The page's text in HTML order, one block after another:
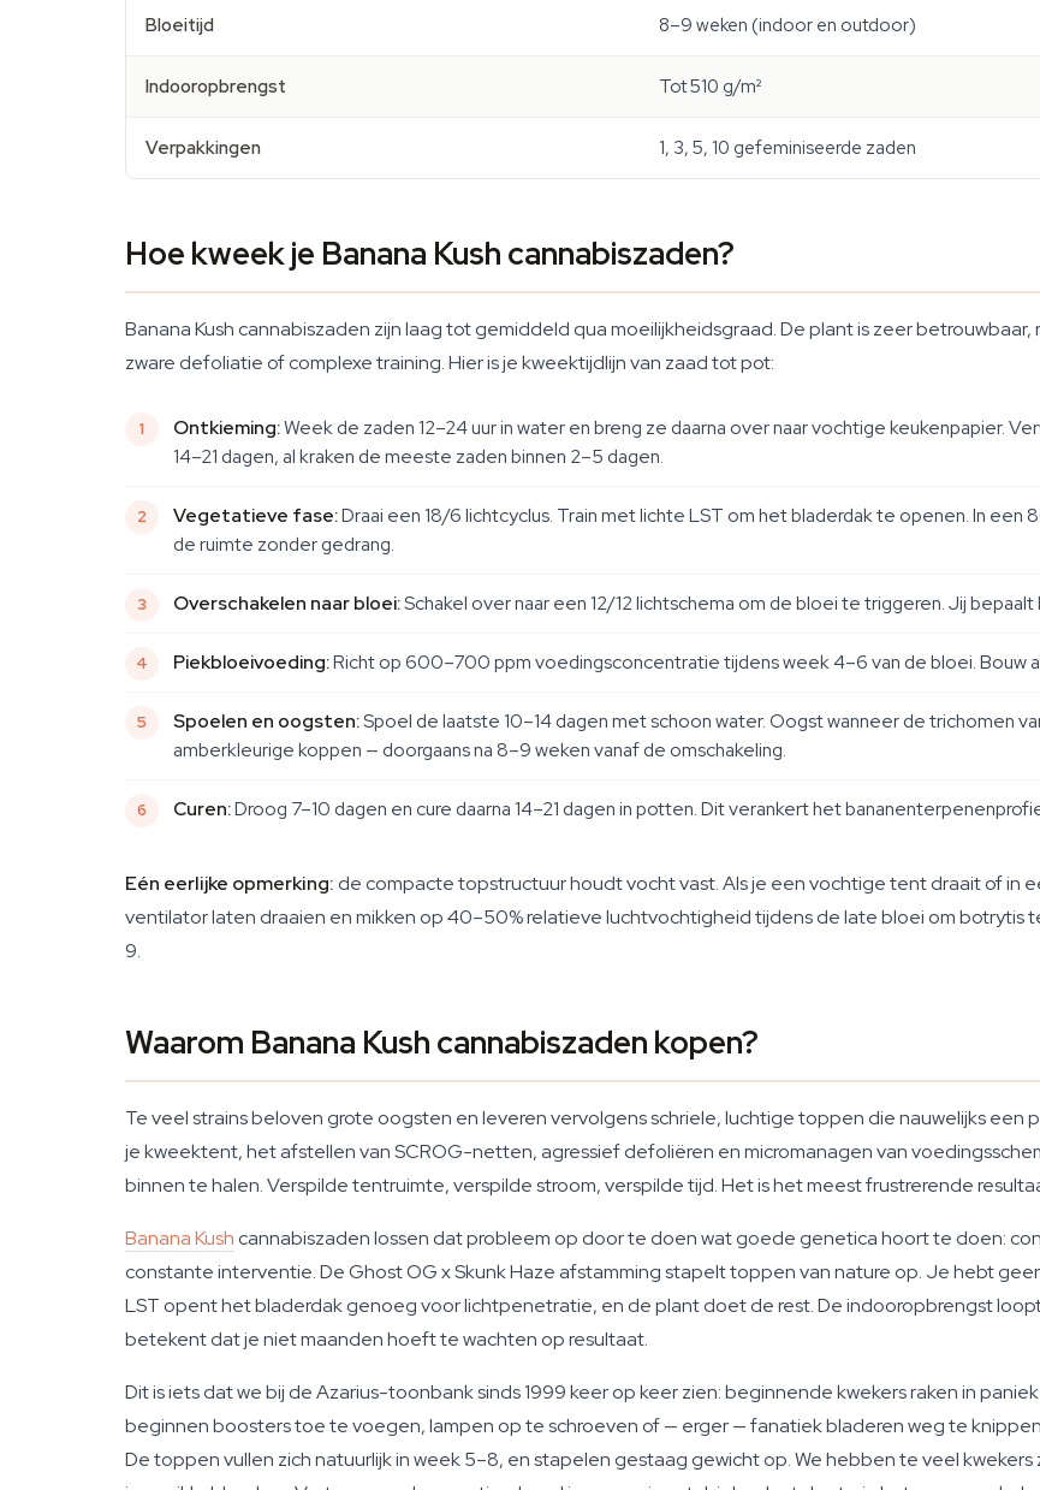
Bloeitijd 8–9 weken (indoor en outdoor)
Indooropbrengst Tot 510 g/m²
Verpakkingen 1, 3, 5, 10 gefeminiseerde zaden
Hoe kweek je Banana Kush cannabiszaden?
Banana Kush cannabiszaden zijn laag tot gemiddeld qua moeilijkheidsgraad. De plant is zeer
zware defoliatie of complexe training. Hier is je kweektijdlijn van zaad tot pot:
Ontkieming:Week de zaden 12–24 uur in water en breng ze daarna over naar vochtige keukenpapier.
14–21 dagen, al kraken de meeste zaden binnen 2–5 dagen.
Vegetatieve fase:Draai een 18/6 lichtcyclus. Train met lichte LST om het bladerdak te openen. In
de ruimte zonder gedrang.
Overschakelen naar bloei:Schakel over naar een 12/12 lichtschema om de bloei te triggeren. Jij
Piekbloeivoeding:Richt op 600–700 ppm voedingsconcentratie tijdens week 4–6 van de bloei. Bouw
Spoelen en oogsten:Spoel de laatste 10–14 dagen met schoon water. Oogst wanneer de trichomen
amberkleurige koppen — doorgaans na 8–9 weken vanaf de omschakeling.
Curen:Droog 7–10 dagen en cure daarna 14–21 dagen in potten. Dit verankert het
Eén eerlijke opmerking: de compacte topstructuur houdt vocht vast. Als je een vochtige tent draait of in
ventilator laten draaien en mikken op 40–50% relatieve luchtvochtigheid tijdens de late bloei om botrytis
9.
Waarom Banana Kush cannabiszaden kopen?
Te veel strains beloven grote oogsten en leveren vervolgens schriele, luchtige toppen die nauwelijks
je kweektent, het afstellen van SCROG-netten, agressief defoliëren en micromanagen van
binnen te halen. Verspilde tentruimte, verspilde stroom, verspilde tijd. Het is het meest frustrerende
Banana Kush cannabiszaden lossen dat probleem op door te doen wat goede genetica hoort te doen:
constante interventie. De Ghost OG x Skunk Haze afstamming stapelt toppen van nature op. Je hebt
LST opent het bladerdak genoeg voor lichtpenetratie, en de plant doet de rest. De indooropbrengst
betekent dat je niet maanden hoeft te wachten op resultaat.
Dit is iets dat we bij de Azarius-toonbank sinds 1999 keer op keer zien: beginnende kwekers raken in
beginnen boosters toe te voegen, lampen op te schroeven of — erger — fanatiek bladeren weg te
De toppen vullen zich natuurlijk in week 5–8, en stapelen gestaag gewicht op. We hebben te veel